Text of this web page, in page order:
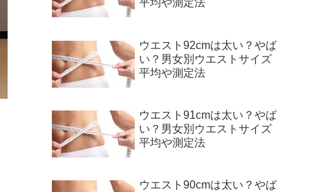
平均や測定法
ウエスト92cmは太い？やば
い？男女別ウエストサイズ
平均や測定法
ウエスト91cmは太い？やば
い？男女別ウエストサイズ
平均や測定法
ウエスト90cmは太い？やば